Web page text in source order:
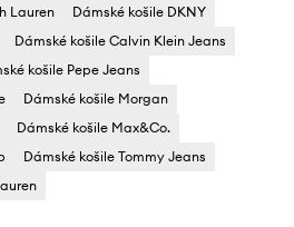
Lauren
Dámské košile DKNY
Dámské košile Calvin Klein Jeans
košile Pepe Jeans
Dámské košile Morgan
Dámské košile Max&Co.
Dámské košile Tommy Jeans